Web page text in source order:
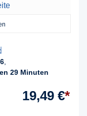
29 Minuten
19,49 €*